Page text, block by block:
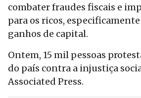
combater fraudes fiscais e
para os ricos,
ganhos de capital.
Ontem, 15 mil pessoas
do país contra a injustiça
Associated Press.